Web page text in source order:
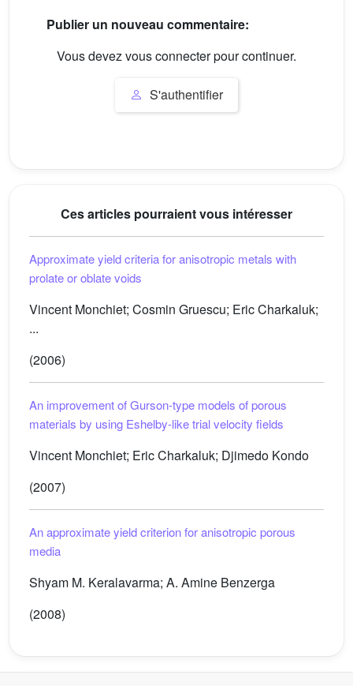
Publier un nouveau commentaire:
Vous devez vous connecter pour continuer.
S'authentifier
Ces articles pourraient vous intéresser
Approximate yield criteria for anisotropic metals with
prolate or oblate voids
Vincent Monchiet; Cosmin Gruescu; Eric Charkaluk;
...
(2006)
An improvement of Gurson-type models of porous
materials by using Eshelby-like trial velocity fields
Vincent Monchiet; Eric Charkaluk; Djimedo Kondo
(2007)
An approximate yield criterion for anisotropic porous
media
Shyam M. Keralavarma; A. Amine Benzerga
(2008)